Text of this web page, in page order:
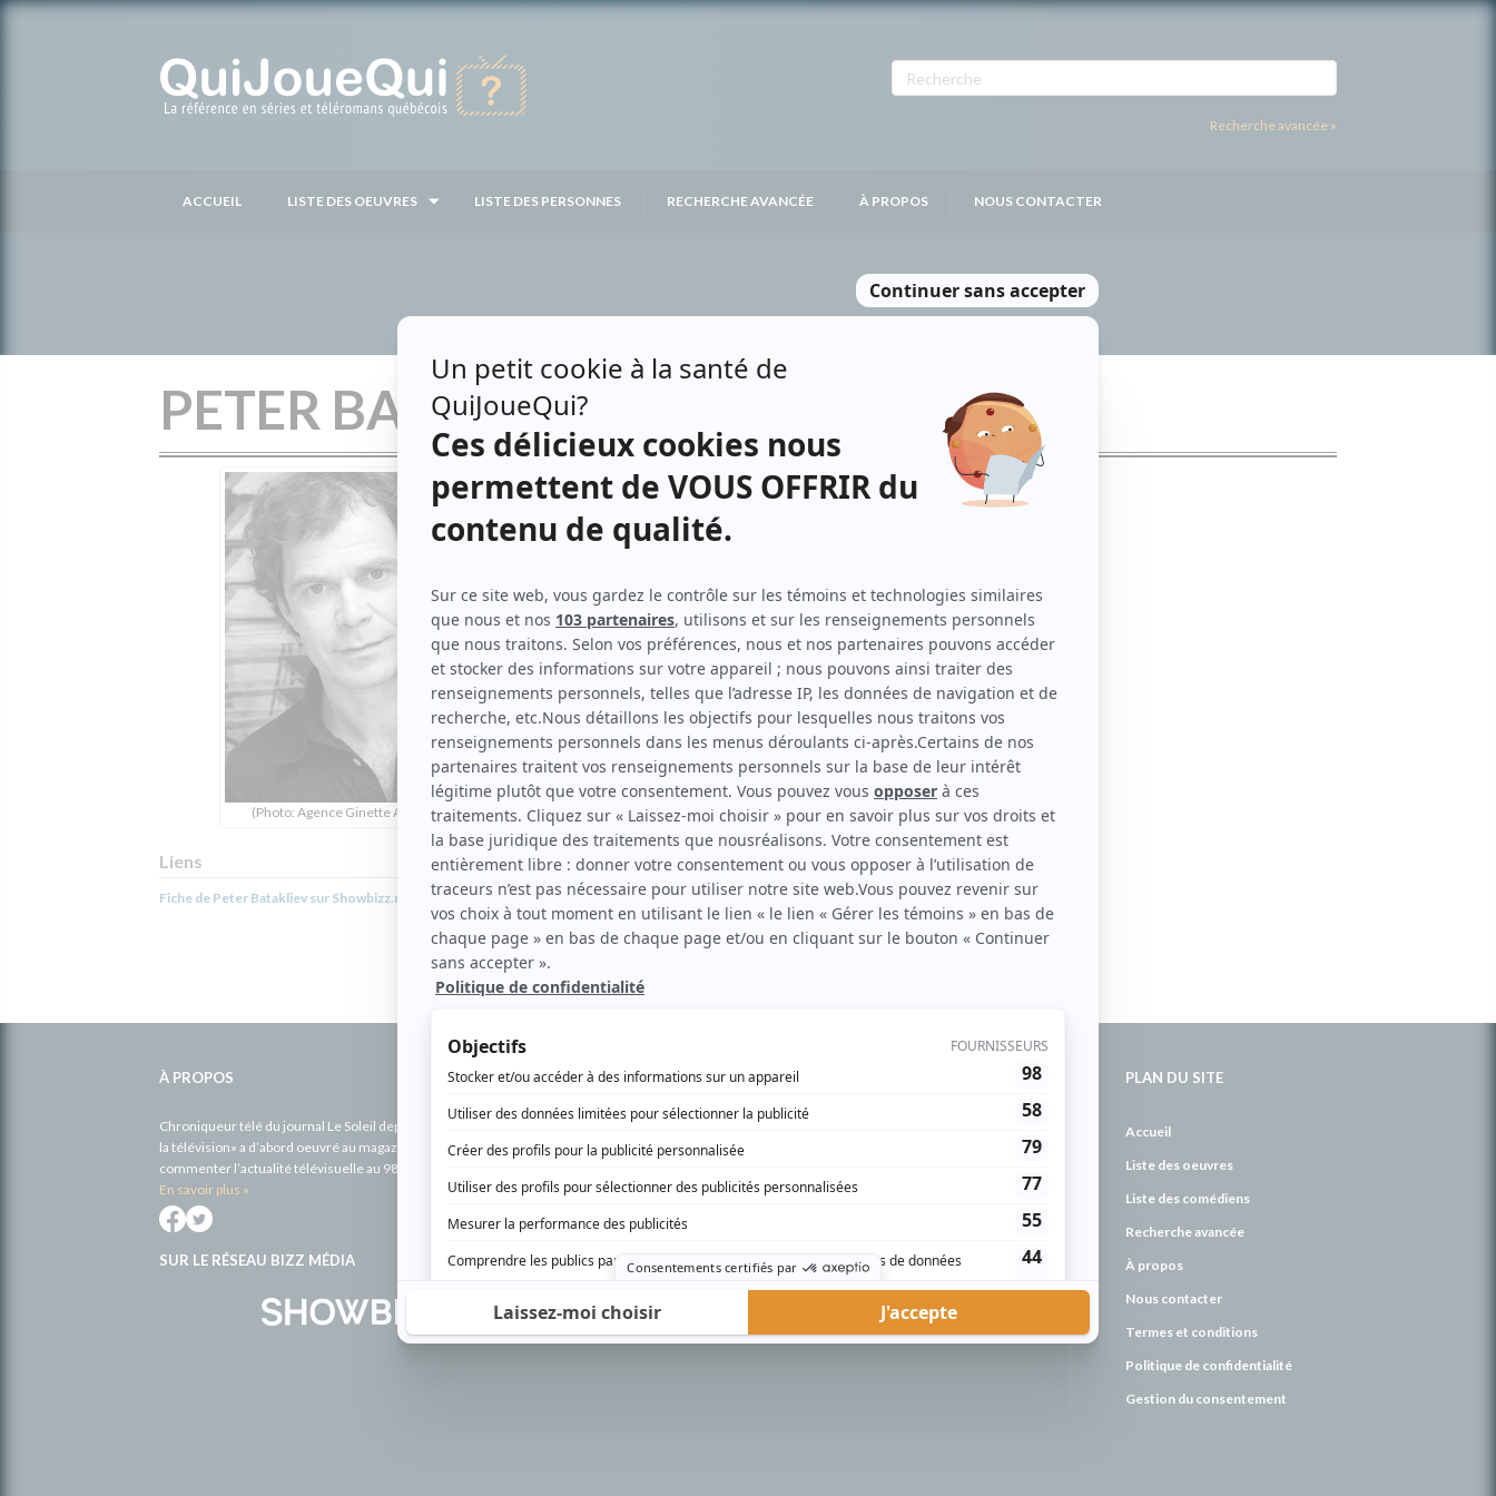
Recherche avancée »
ACCUEIL LISTE DES OEUVRES LISTE DES PERSONNES RECHERCHE AVANCÉE À PROPOS NOUS CONTACTER
PETER BATAKLIEV
(Photo: Agence Ginette Achim)
Liens
Fiche de Peter Batakliev sur Showbizz.net
Personnages
Portrait-robot( Laslo Kovaks
(
19-2( Alek
Casting... à l'école de la vie!
Herr Spengler
Les Bougon, c'est aussi ça la vie! ( Homme mafia russe)
Les aventures tumultueuses de Jack Carter(Svoboda
Kowalski
)
Le Polock (Roman)
Juliette Pomerleau(Garde-frontière)
Diva(Ivan Todorov)
À PROPOS
Chroniqueur télé du journal Le Soleil depuis 2001, Richard Therrien carbure à son petit écran. Celui qu’on surnomme parfois «l’encyclopédie de
la télévision» a d’abord oeuvré au magazine TV Hebdo de 1996 à 2001. Sa spécialité: la télé québécoise. On peut l’entendre régulièrement
commenter l’actualité télévisuelle au 98,5.
En savoir plus »
SUR LE RÉSEAU BIZZ MÉDIA
PLAN DU SITE
Accueil
Liste des oeuvres
Liste des comédiens
Recherche avancée
À propos
Nous contacter
Termes et conditions
Politique de confidentialité
Gestion du consentement